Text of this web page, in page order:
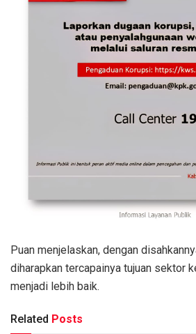
Puan menjelaskan, dengan
diharapkan tercapainya tujuan sektor
menjadi lebih baik.
Related Posts